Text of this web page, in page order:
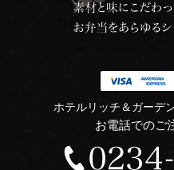
ホテルリッチ＆ガーデ
お電話でのご